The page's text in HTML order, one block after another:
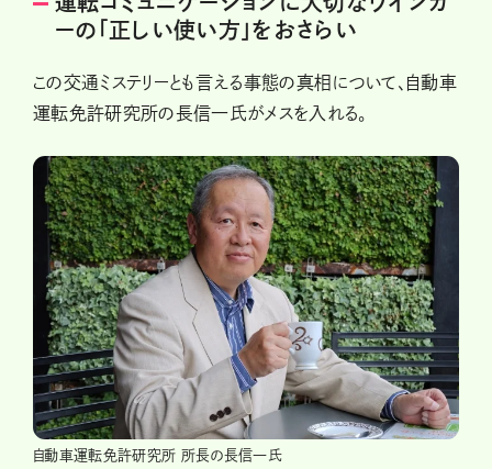
ーの「正しい使い方」をおさらい
この交通ミステリーとも言える事態の真相について、自動車
運転免許研究所の長信一氏がメスを入れる。
自動車運転免許研究所 所長の長信一氏